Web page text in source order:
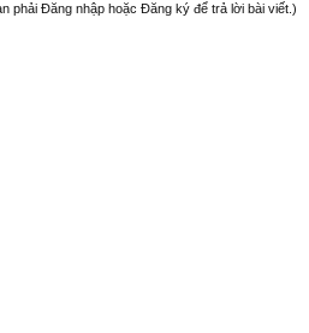
phải Đăng nhập hoặc Đăng ký để trả lời bài viết.)